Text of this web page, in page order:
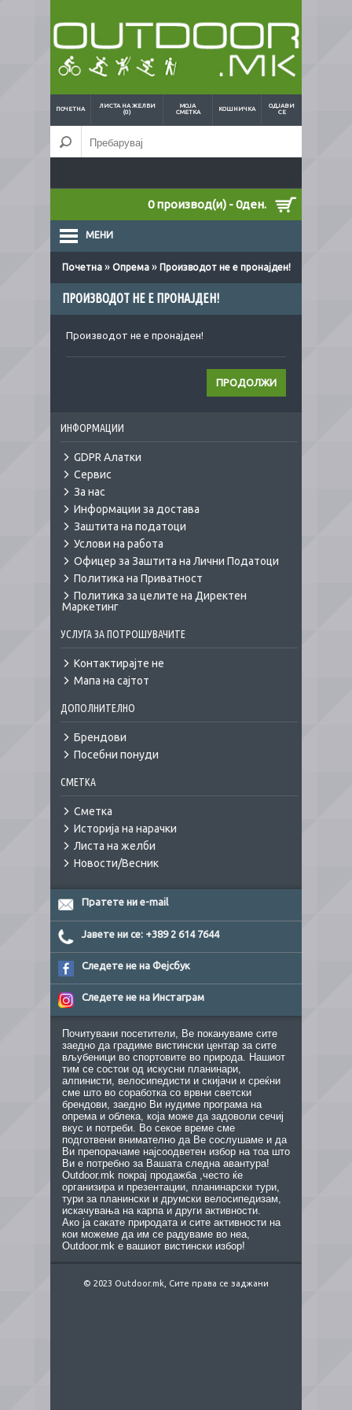
ПОЧЕТНА
ЛИСТА НА ЖЕЛБИ
(0)
МОЈА
СМЕТКА
КОШНИЧКА
ОДЈАВИ
СЕ
0 производ(и) - 0ден.
МЕНИ
Почетна » Опрема » Производот не е пронајден!
ПРОИЗВОДОТ НЕ Е ПРОНАЈДЕН!
Производот не е пронајден!
ПРОДОЛЖИ
ИНФОРМАЦИИ
GDPR Алатки
Сервис
За нас
Информации за достава
Заштита на податоци
Услови на работа
Офицер за Заштита на Лични Податоци
Политика на Приватност
Политика за целите на Директен
Маркетинг
УСЛУГА ЗА ПОТРОШУВАЧИТЕ
Контактирајте не
Мапа на сајтот
ДОПОЛНИТЕЛНО
Брендови
Посебни понуди
СМЕТКА
Сметка
Историја на нарачки
Листа на желби
Новости/Весник
Пратете ни e-mail
Јавете ни се: +389 2 614 7644
Следете не на Фејсбук
Следете не на Инстаграм
Почитувани посетители, Ве покануваме сите
заедно да градиме вистински центар за сите
вљубеници во спортовите во природа. Нашиот
тим се состои од искусни планинари,
алпинисти, велосипедисти и скијачи и среќни
сме што во соработка со врвни светски
брендови, заедно Ви нудиме програма на
опрема и облека, која може да задоволи сечиј
вкус и потреби. Во секое време сме
подготвени внимателно да Ве сослушаме и да
Ви препорачаме најсоодветен избор на тоа што
Ви е потребно за Вашата следна авантура!
Outdoor.mk покрај продажба ,често ќе
организира и презентации, планинарски тури,
тури за планински и друмски велосипедизам,
искачувања на карпа и други активности.
Ако ја сакате природата и сите активности на
кои можеме да им се радуваме во неа,
Outdoor.mk е вашиот вистински избор!
© 2023 Outdoor.mk, Сите права се заджани